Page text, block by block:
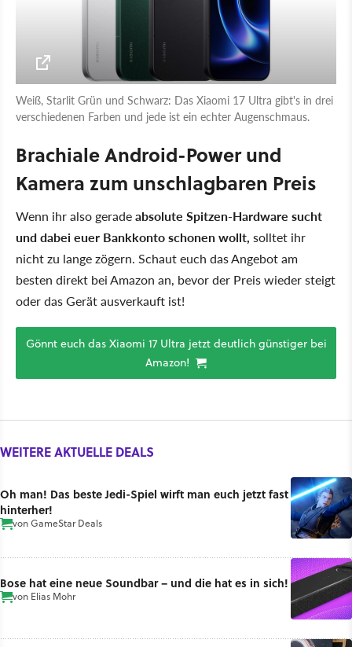
Weiß, Starlit Grün und Schwarz: Das Xiaomi 17 Ultra gibt's in drei
verschiedenen Farben und jede ist ein echter Augenschmaus.
Brachiale Android-Power und
Kamera zum unschlagbaren Preis
Wenn ihr also geradeabsolute Spitzen-Hardware sucht
und dabei euer Bankkonto schonen wollt, solltet ihr
nicht zu lange zögern. Schaut euch das Angebot am
besten direkt bei Amazon an, bevor der Preis wieder steigt
oder das Gerät ausverkauft ist!
Gönnt euch das Xiaomi 17 Ultra jetzt deutlich günstiger bei
Amazon!
WEITERE AKTUELLE DEALS
Oh man! Das beste Jedi-Spiel wirft man euch jetzt fast
hinterher!
vonGameStar Deals
Bose hat eine neue Soundbar – und die hat es in sich!
von Elias Mohr